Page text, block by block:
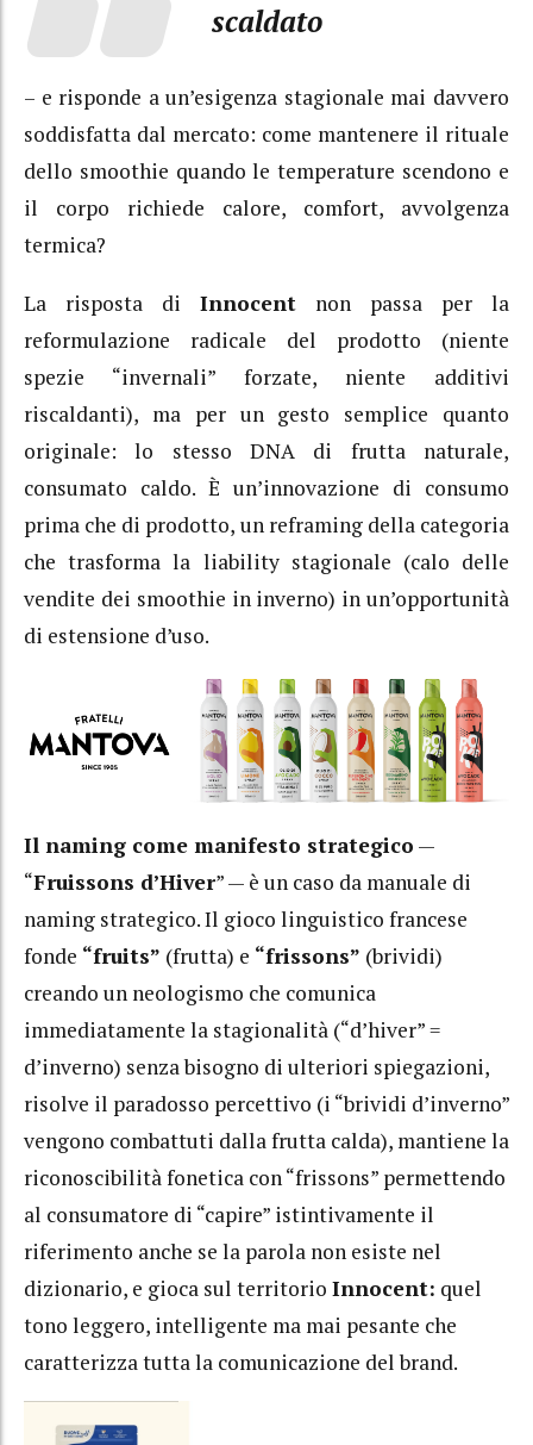
scaldato
– e risponde a un’esigenza stagionale mai davvero
soddisfatta dal mercato: come mantenere il rituale
dello smoothie quando le temperature scendono e
il corpo richiede calore, comfort, avvolgenza
termica?
La risposta di Innocent non passa per la
reformulazione radicale del prodotto (niente
spezie “invernali” forzate, niente additivi
riscaldanti), ma per un gesto semplice quanto
originale: lo stesso DNA di frutta naturale,
consumato caldo. È un’innovazione di consumo
prima che di prodotto, un reframing della categoria
che trasforma la liability stagionale (calo delle
vendite dei smoothie in inverno) in un’opportunità
di estensione d’uso.
Il naming come manifesto strategico —
“Fruissons d’Hiver” — è un caso da manuale di
naming strategico. Il gioco linguistico francese
fonde “fruits” (frutta) e “frissons” (brividi)
creando un neologismo che comunica
immediatamente la stagionalità (“d’hiver” =
d’inverno) senza bisogno di ulteriori spiegazioni,
risolve il paradosso percettivo (i “brividi d’inverno”
vengono combattuti dalla frutta calda), mantiene la
riconoscibilità fonetica con “frissons” permettendo
al consumatore di “capire” istintivamente il
riferimento anche se la parola non esiste nel
dizionario, e gioca sul territorio Innocent: quel
tono leggero, intelligente ma mai pesante che
caratterizza tutta la comunicazione del brand.